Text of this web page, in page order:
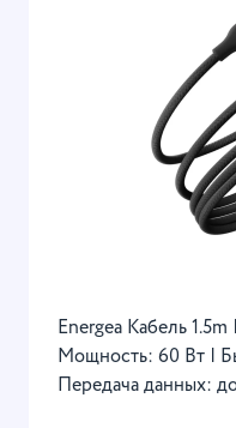
Energea Кабель
Мощность: 60 Вт |
Передача данных: